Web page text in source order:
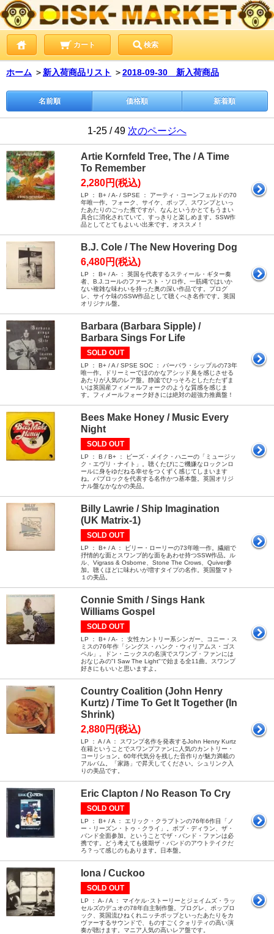
カート 検索
ホーム ＞ 新入荷商品リスト ＞2018-09-30 新入荷商品
名前順 価格順 新着順
1-25 / 49 次のページへ
Artie Kornfeld Tree, The / A Time
To Remember
2,280円(税込)
LP ： B+ / A- / SPSE ： アーティ・コーンフェルドの70
年唯一作。フォーク、サイケ、ポップ、スワンプといっ
たあたりのごった煮ですが、なんというかとてもうまい
具合に消化されていて、すっきりと楽しめます。SSW作
品としてとてもよいい出来です。オススメ！
B.J. Cole / The New Hovering Dog
6,480円(税込)
LP ： B+ / A- ： 英国を代表するスティール・ギター奏
者、B.J.コールのファースト・ソロ作。一筋縄ではいか
ない複雑な味わいを持った奥の深い作品です。プログ
レ、サイケ味のSSW作品として聴くべき名作です。英国
オリジナル盤。
Barbara (Barbara Sipple) /
Barbara Sings For Life
SOLD OUT
LP ： B+ / A / SPSE SOC ： バーバラ・シップルの73年
唯一作。ドリーミーでほのかなアシッド臭を感じさせる
あたりが人気のレア盤。静謐でひっそろとしたたたずま
いは英国産フィメールフォークのような質感を感じま
す。フィメールフォーク好きには絶対の超強力推薦盤！
Bees Make Honey / Music Every
Night
SOLD OUT
LP ： B / B+ ： ビーズ・メイク・ハニーの「ミュージッ
ク・エヴリ・ナイト」。聴くたびにご機嫌なロックンロ
ールに身をゆだねる幸せをつくずく感じてしまいます
ね。パブロックを代表する名作かつ基本盤。英国オリジ
ナル盤なかなかの美品。
Billy Lawrie / Ship Imagination
(UK Matrix-1)
SOLD OUT
LP ： B+ / A ： ビリー・ローリーの73年唯一作。繊細で
抒情的な面とスワンプ的な面をあわせ持つSSW作品。ル
ル、Vigrass & Osborne、Stone The Crows、Quiver参
加。聴くほどに味わいが増すタイプの名作。英国盤マト
１の美品。
Connie Smith / Sings Hank
Williams Gospel
SOLD OUT
LP ： B+ / A- ： 女性カントリー系シンガー、コニー・ス
ミスの76年作「シングス・ハンク・ウィリアムス・ゴス
ペル」。ドン・ニックスの名演でスワンプ・ファンには
おなじみの"I Saw The Light"で始まる全11曲。スワンプ
好きにもいいと思いますよ。
Country Coalition (John Henry
Kurtz) / Time To Get It Together (In
Shrink)
2,880円(税込)
LP ： A / A ： スワンプ名作を発表するJohn Henry Kurtz
在籍ということでスワンプファンに人気のカントリー・
コーリション。60年代気分を残した音作りが魅力満載の
アルバム。「家路」で昇天してください。シュリンク入
りの美品です。
Eric Clapton / No Reason To Cry
SOLD OUT
LP ： B+ / A ： エリック・クラプトンの76年6作目「ノ
ー・リーズン・トゥ・クライ」。ボブ・ディラン、ザ・
バンド全面参加。ということでザ・バンド・ファンは必
携です。どう考えても後期ザ・バンドのアウトテイクだ
ろ？って感じのもあります。日本盤。
Iona / Cuckoo
SOLD OUT
LP ： A- / A ： マイケル･ストーリーとジェイムズ・ラッ
セルズのデュオの78年自主制作盤。プログレ、ポップロ
ック、英国流ひねくれニッチポップといったあたりをカ
ヴァーするサウンドで、ものすごくクォリティの高い演
奏が聴けます。マニア人気の高いレア盤です。